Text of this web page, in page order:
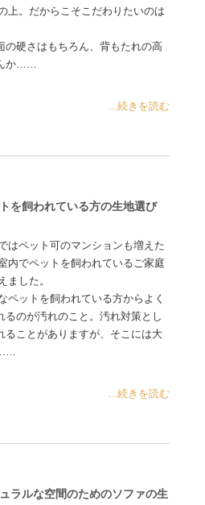
上。だからこそこだわりたいのは
の硬さはもちろん、背もたれの高
か……
...続きを読む
を飼われている方の生地選び
はペット可のマンションも増えた
内でペットを飼われているご家庭
ました。
ペットを飼われている方からよく
るのが汚れのこと。汚れ対策とし
ることがありますが、そこには大
……
...続きを読む
ラルな空間のためのソファの生